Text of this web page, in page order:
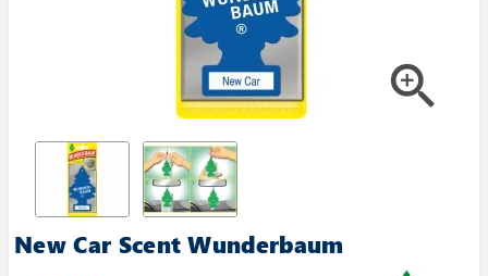
zoom_in
New Car Scent Wunderbaum